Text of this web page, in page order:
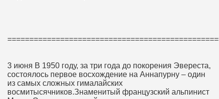
3 июня В 1950 году, за три года до покорения Эвереста,
состоялось первое восхождение на Аннапурну – один
из самых сложных гималайских
восмитысячников.Знаменитый французский альпинист